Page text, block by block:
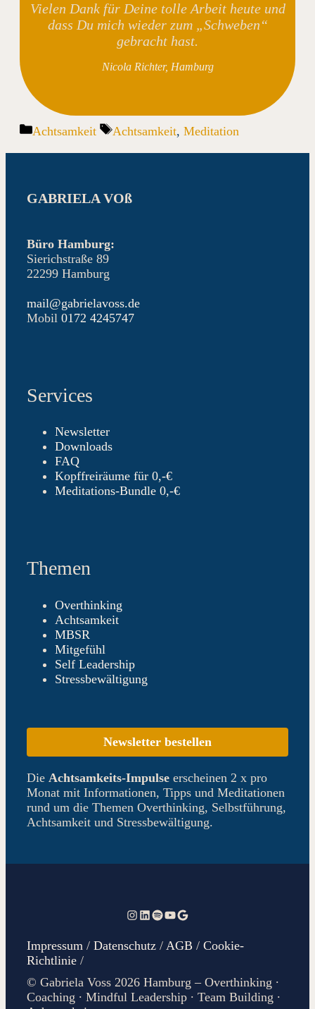
Vielen Dank für Deine tolle Arbeit heute und
dass Du mich wieder zum „Schweben“
gebracht hast.
Nicola Richter, Hamburg
Kategorien
Achtsamkeit Schlagwörter
Achtsamkeit, Meditation
GABRIELA VOß
Büro Hamburg:
Sierichstraße 89
22299 Hamburg
mail@gabrielavoss.de
Mobil 0172 4245747
Services
Newsletter
Downloads
FAQ
Kopffreiräume für 0,-€
Meditations-Bundle 0,-€
Themen
Overthinking
Achtsamkeit
MBSR
Mitgefühl
Self Leadership
Stressbewältigung
Newsletter bestellen
Die Achtsamkeits-Impulse erscheinen 2 x pro
Monat mit Informationen, Tipps und Meditationen
rund um die Themen Overthinking, Selbstführung,
Achtsamkeit und Stressbewältigung.
Instagram
LinkedIn
Spotify
Gabriela Voss auf Youtube
Gabriela Voss auf Google
Impressum / Datenschutz / AGB / Cookie-
Richtlinie /
© Gabriela Voss 2026 Hamburg – Overthinking ∙
Coaching ∙ Mindful Leadership ∙ Team Building ∙